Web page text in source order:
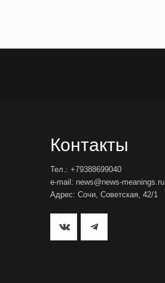
Контакты
Тел.: +79388699040
e-mail: news@news-meanings.ru
Адрес: Сочи, Советская, 42/1